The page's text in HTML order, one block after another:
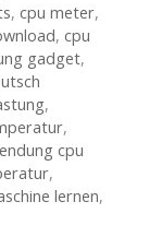
, cpu meter,
, cpu
gadget,
,
,
cpu
,
lernen,